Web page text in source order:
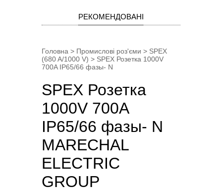
РЕКОМЕНДОВАНІ
Головна > Промислові роз'єми > SPEX
(680 A/1000 V) > SPEX Розетка 1000V
700A IP65/66 фазы- N
SPEX Розетка
1000V 700A
IP65/66 фазы- N
MARECHAL
ELECTRIC
GROUP